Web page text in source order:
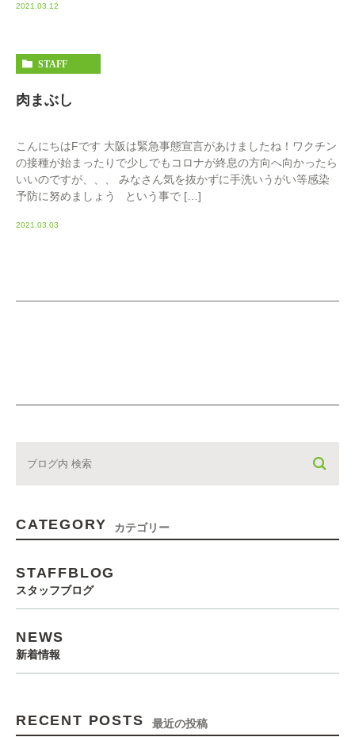
2021.03.12
STAFF
肉まぶし
こんにちはFです 大阪は緊急事態宣言があけましたね！ワクチン
の接種が始まったりで少しでもコロナが終息の方向へ向かったら
いいのですが、、、 みなさん気を抜かずに手洗いうがい等感染
予防に努めましょう という事で […]
2021.03.03
CATEGORY カテゴリー
STAFFBLOG
スタッフブログ
NEWS
新着情報
RECENT POSTS 最近の投稿